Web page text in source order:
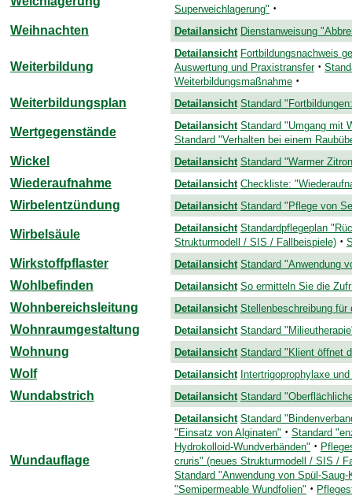
Superweichlagerung" ·
Weihnachten
Detailansicht Dienstanweisung
Weiterbildung
Detailansicht Fortbildungsnachweis
Auswertung und Praxistransfer ·
Weiterbildungsmaßnahme ·
Weiterbildungsplan
Detailansicht Standard
Wertgegenstände Detailansicht Standard "Umgang mit
Standard "Verhalten bei einem
Wickel
Detailansicht Standard "Warmer
Wiederaufnahme
Detailansicht Checkliste:
Wirbelentzündung
Detailansicht Standard "Pflege von
Wirbelsäule Detailansicht Standardpflegeplan
Strukturmodell / SIS / Fallbeispiele) ·
Wirkstoffpflaster
Detailansicht Standard "Anwendung
Wohlbefinden
Detailansicht So ermitteln Sie die
Wohnbereichsleitung
Detailansicht Stellenbeschreibung für
Wohnraumgestaltung
Detailansicht Standard
Wohnung
Detailansicht Standard "Klient öffnet
Wolf
Detailansicht Intertrigoprophylaxe
Wundabstrich
Detailansicht Standard
Wundauflage
Detailansicht Standard
"Einsatz von Alginaten" · Standard
Hydrokolloid-Wundverbänden" ·
cruris" (neues Strukturmodell / SIS /
Standard "Anwendung von Spül-Saug-
"Semipermeable Wundfolien" ·